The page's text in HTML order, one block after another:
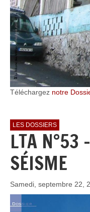
Téléchargez notre
LES DOSSIERS
LTA N°53
SÉISME
Samedi, septembre 22,